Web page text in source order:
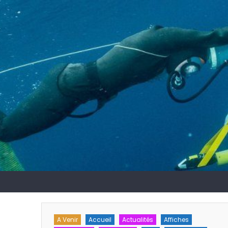
A Venir Accueil Actualités
Affiches